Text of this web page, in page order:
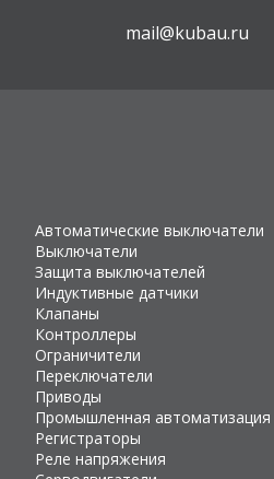
mail@kubau.ru
Автоматические выключатели
Выключатели
Защита выключателей
Индуктивные датчики
Клапаны
Контроллеры
Ограничители
Переключатели
Приводы
Промышленная автоматизация
Регистраторы
Реле напряжения